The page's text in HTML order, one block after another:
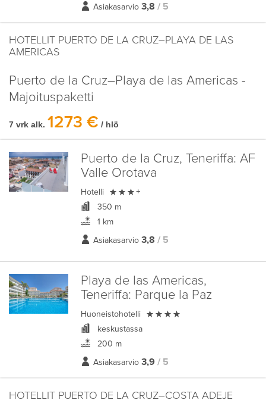
Asiakasarvio 3,8 / 5
HOTELLIT PUERTO DE LA CRUZ–PLAYA DE LAS
AMERICAS
Puerto de la Cruz–Playa de las Americas -
Majoituspaketti
7 vrk alk. 1273 € / hlö
Puerto de la Cruz, Teneriffa: AF
Valle Orotava
Hotelli  +
350 m
1 km
Asiakasarvio 3,8 / 5
Playa de las Americas,
Teneriffa: Parque la Paz
Huoneistohotelli 
keskustassa
200 m
Asiakasarvio 3,9 / 5
HOTELLIT PUERTO DE LA CRUZ–COSTA ADEJE